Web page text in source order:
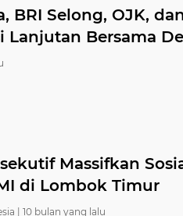
BRI Selong, OJK,
Lanjutan Bersama
Massifkan
di Lombok Timur
| 10 bulan yang lalu